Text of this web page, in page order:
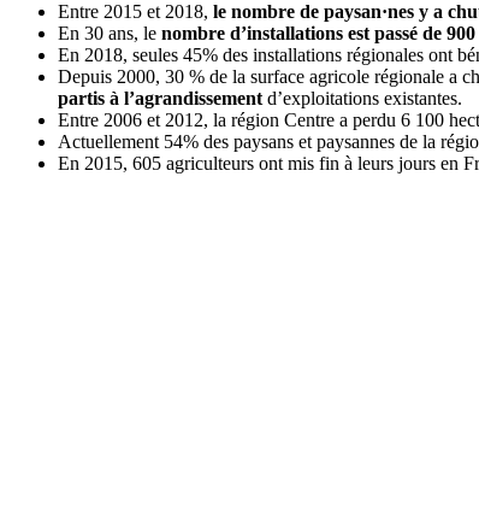
Entre 2015 et 2018, le nombre de paysan·nes y a
En 30 ans, le nombre d’installations est passé de 900
En 2018, seules 45% des installations régionales ont
Depuis 2000, 30 % de la surface agricole régionale a
partis à l’agrandissementd’exploitations existantes.
Entre 2006 et 2012, la région Centre a perdu 6 100
Actuellement 54% des paysans et paysannes de la
En 2015, 605 agriculteurs ont mis fin à leurs jours en